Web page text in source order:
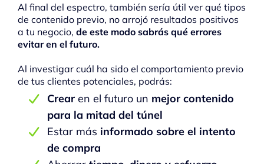
Al final del espectro, también sería útil ver qué tipos
de contenido previo, no arrojó resultados positivos
a tu negocio, de este modo sabrás qué errores
evitar en el futuro.
Al investigar cuál ha sido el comportamiento previo
de tus clientes potenciales, podrás:
Crear en el futuro un mejor contenido
para la mitad del túnel
Estar más informado sobre el intento
de compra